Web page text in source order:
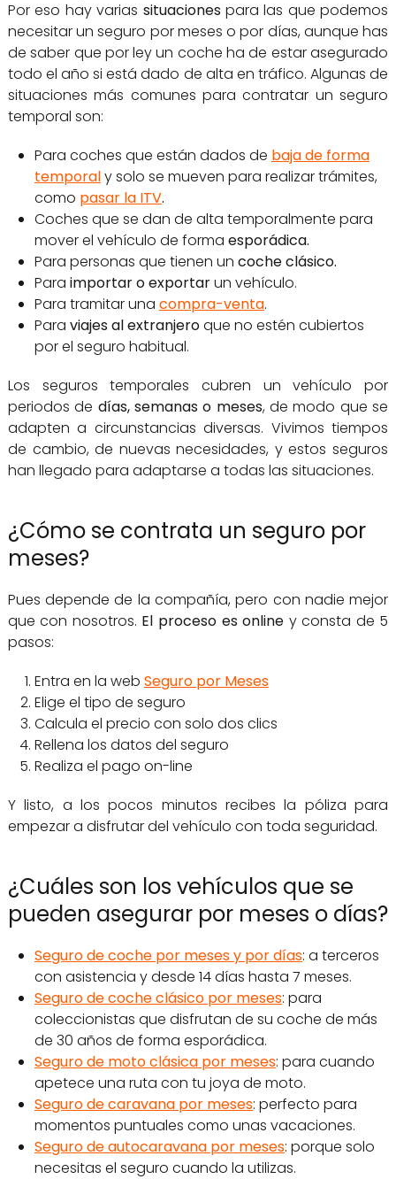
Por eso hay varias situaciones para las que podemos
necesitar un seguro por meses o por días, aunque has
de saber que por ley un coche ha de estar asegurado
todo el año si está dado de alta en tráfico. Algunas de
situaciones más comunes para contratar un seguro
temporal son:
Para coches que están dados de baja de forma
temporaly solo se mueven para realizar trámites,
como pasar la ITV.
Coches que se dan de alta temporalmente para
mover el vehículo de forma esporádica.
Para personas que tienen un coche clásico.
Para importar o exportarun vehículo.
Para tramitar una compra-venta.
Para viajes al extranjeroque no estén cubiertos
por el seguro habitual.
Los seguros temporales cubren un vehículo por
periodos de días, semanas o meses, de modo que se
adapten a circunstancias diversas. Vivimos tiempos
de cambio, de nuevas necesidades, y estos seguros
han llegado para adaptarse a todas las situaciones.
¿Cómo se contrata un seguro por
meses?
Pues depende de la compañía, pero con nadie mejor
que con nosotros. El proceso es online y consta de 5
pasos:
Entra en la web Seguro por Meses
Elige el tipo de seguro
Calcula el precio con solo dos clics
Rellena los datos del seguro
Realiza el pago on-line
Y listo, a los pocos minutos recibes la póliza para
empezar a disfrutar del vehículo con toda seguridad.
¿Cuáles son los vehículos que se
pueden asegurar por meses o días?
Seguro de coche por meses y por días: a terceros
con asistencia y desde 14 días hasta 7 meses.
Seguro de coche clásico por meses: para
coleccionistas que disfrutan de su coche de más
de 30 años de forma esporádica.
Seguro de moto clásica por meses: para cuando
apetece una ruta con tu joya de moto.
Seguro de caravana por meses: perfecto para
momentos puntuales como unas vacaciones.
Seguro de autocaravana por meses: porque solo
necesitas el seguro cuando la utilizas.